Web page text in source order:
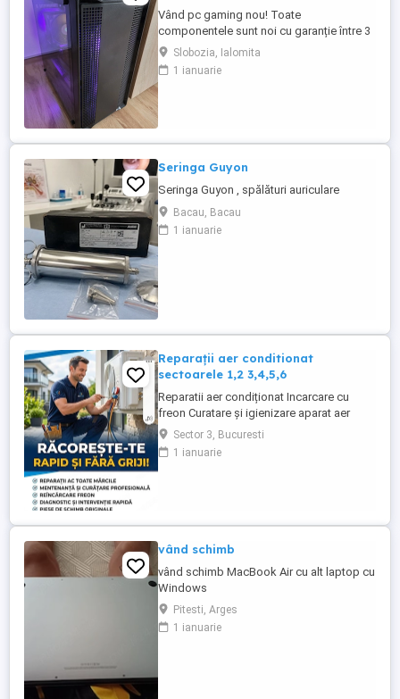
Vând pc gaming nou! Toate
componentele sunt noi cu garanție între 3
și 10 ani la eMAG. Preț FIX nu trimit prin
curier doar predare personală.
Configurație: Procesor Ryzen 5
Kingston Fury Beast ...
Slobozia, Ialomita
1 ianuarie
Seringa Guyon
Seringa Guyon , spălături auriculare
Bacau, Bacau
1 ianuarie
Reparații aer conditionat
sectoarele 1,2 3,4,5,6
Reparatii aer condiționat Incarcare cu
freon Curatare și igienizare aparat aer
condiționat cu solutii profesionale Revizii
și mentenanță Demontare aparat aer
condiționat
Sector 3, Bucuresti
1 ianuarie
vând schimb
vând schimb MacBook Air cu alt laptop cu
Windows
Pitesti, Arges
1 ianuarie